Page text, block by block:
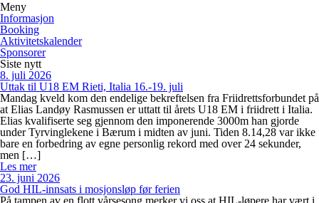
Meny
Informasjon
Booking
Aktivitetskalender
Sponsorer
Siste nytt
8. juli 2026
Uttak til U18 EM Rieti, Italia 16.-19. juli
Mandag kveld kom den endelige bekreftelsen fra Friidrettsforbundet på
at Elias Landøy Rasmussen er uttatt til årets U18 EM i friidrett i Italia.
Elias kvalifiserte seg gjennom den imponerende 3000m han gjorde
under Tyrvinglekene i Bærum i midten av juni. Tiden 8.14,28 var ikke
bare en forbedring av egne personlig rekord med over 24 sekunder,
men […]
Les mer
23. juni 2026
God HIL-innsats i mosjonsløp før ferien
På tampen av en flott vårsesong merker vi oss at HIL-løpere har vært i